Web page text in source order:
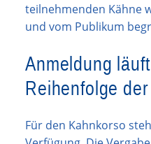
teilnehmenden Kähne
und vom Publikum
Anmeldung
Reihenfolge
Für den Kahnkorso